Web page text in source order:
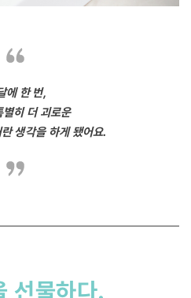
에 한 번,
별히 더 괴로운
생각을 하게 됐어요.
선물하다.